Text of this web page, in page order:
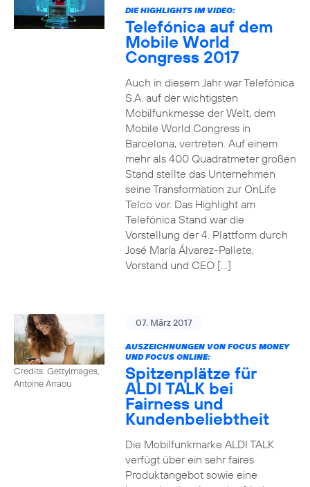
DIE HIGHLIGHTS IM VIDEO:
Telefónica auf dem
Mobile World
Congress 2017
Auch in diesem Jahr war Telefónica
S.A. auf der wichtigsten
Mobilfunkmesse der Welt, dem
Mobile World Congress in
Barcelona, vertreten. Auf einem
mehr als 400 Quadratmeter großen
Stand stellte das Unternehmen
seine Transformation zur OnLife
Telco vor. Das Highlight am
Telefónica Stand war die
Vorstellung der 4. Plattform durch
José María Álvarez-Pallete,
Vorstand und CEO […]
Credits: Gettyimages,
Antoine Arraou
07. März 2017
AUSZEICHNUNGEN VON FOCUS MONEY
UND FOCUS ONLINE:
Spitzenplätze für
ALDI TALK bei
Fairness und
Kundenbeliebtheit
Die Mobilfunkmarke ALDI TALK
verfügt über ein sehr faires
Produktangebot sowie eine